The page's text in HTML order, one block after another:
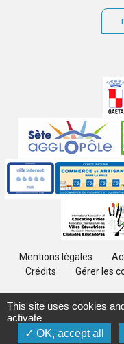
partenaires
Labels
Mentions légales
Crédits
Gérer les
This site uses cookies
activate
OK, accept all